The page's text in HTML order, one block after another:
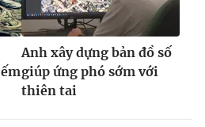
Anh xây dựng bản đồ số
giúp ứng phó sớm với
thiên tai